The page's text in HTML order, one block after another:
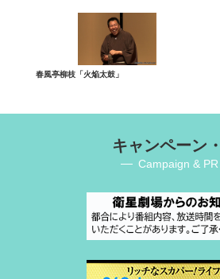
春風亭柳枝「火焔太鼓」
キャンペーン
Campaign & PR